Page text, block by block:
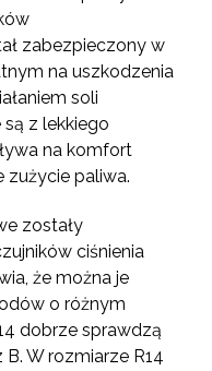
zabezpieczony w
na uszkodzenia
soli
z lekkiego
na komfort
zużycie paliwa.
zostały
ciśnienia
że można je
o różnym
dobrze sprawdzą
W rozmiarze R14